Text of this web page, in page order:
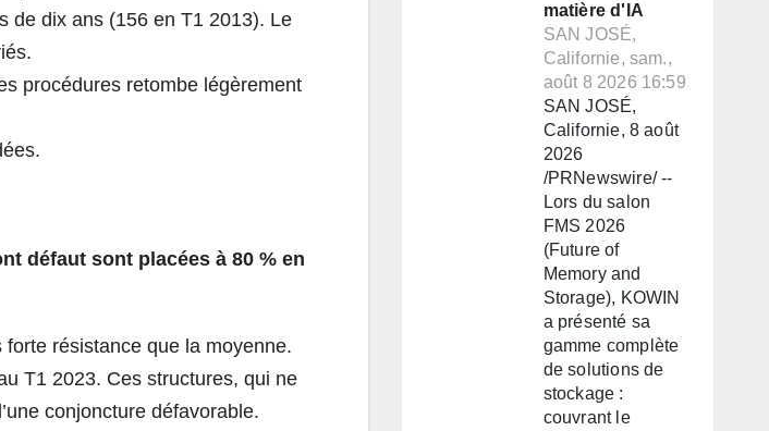
de dix ans (156 en T1 2013). Le
procédures retombe légèrement
défaut sont placées à 80 % en
résistance que la moyenne.
T1 2023. Ces structures, qui ne
conjoncture défavorable.
matière d'IA
SAN JOSÉ,
Californie, sam.,
août 8 2026 16:59
SAN JOSÉ,
Californie, 8 août
2026
/PRNewswire/ --
Lors du salon
FMS 2026
(Future of
Memory and
Storage), KOWIN
a présenté sa
gamme complète
de solutions de
stockage :
couvrant le